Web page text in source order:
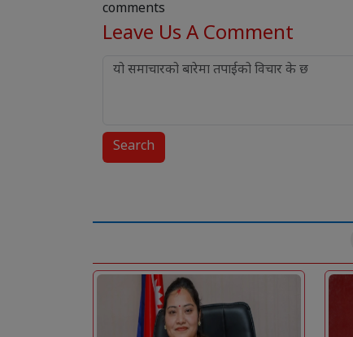
comments
Leave Us A Comment
Search